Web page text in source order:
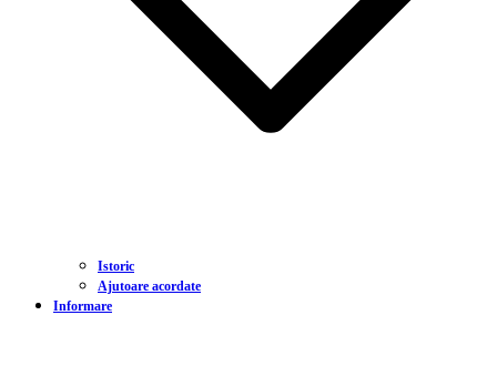
Istoric
Ajutoare acordate
Informare